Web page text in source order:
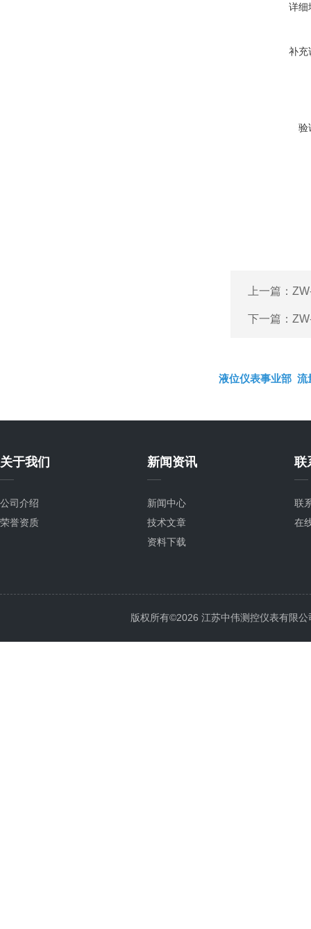
详细
补充
验
上一篇：
下一篇：
液位仪表事业部 流
关于我们
公司介绍
荣誉资质
新闻资讯
新闻中心
技术文章
资料下载
联
联
在
版权所有©2026 江苏中伟测控仪表有限